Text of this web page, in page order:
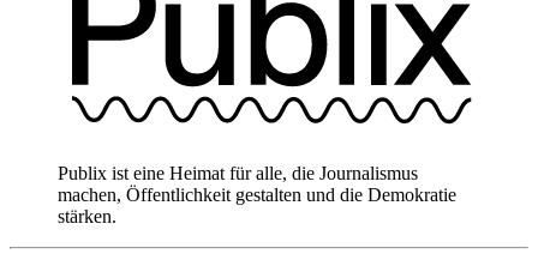
Publix ist eine Heimat für alle, die Journalismus
machen, Öffentlichkeit gestalten und die Demokratie
stärken.